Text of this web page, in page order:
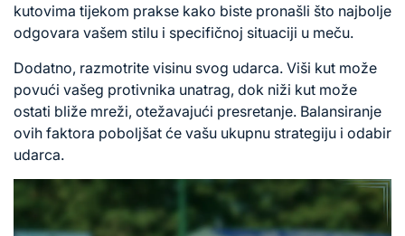
kutovima tijekom prakse kako biste pronašli što najbolje
odgovara vašem stilu i specifičnoj situaciji u meču.
Dodatno, razmotrite visinu svog udarca. Viši kut može
povući vašeg protivnika unatrag, dok niži kut može
ostati bliže mreži, otežavajući presretanje. Balansiranje
ovih faktora poboljšat će vašu ukupnu strategiju i odabir
udarca.